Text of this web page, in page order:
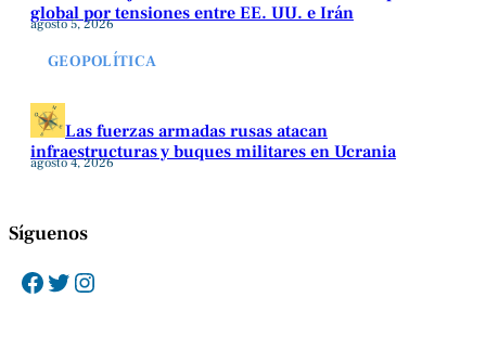
global por tensiones entre EE. UU. e Irán
agosto 5, 2026
GEOPOLÍTICA
Las fuerzas armadas rusas atacan
infraestructuras y buques militares en Ucrania
agosto 4, 2026
Síguenos
Facebook Twitter Instagram